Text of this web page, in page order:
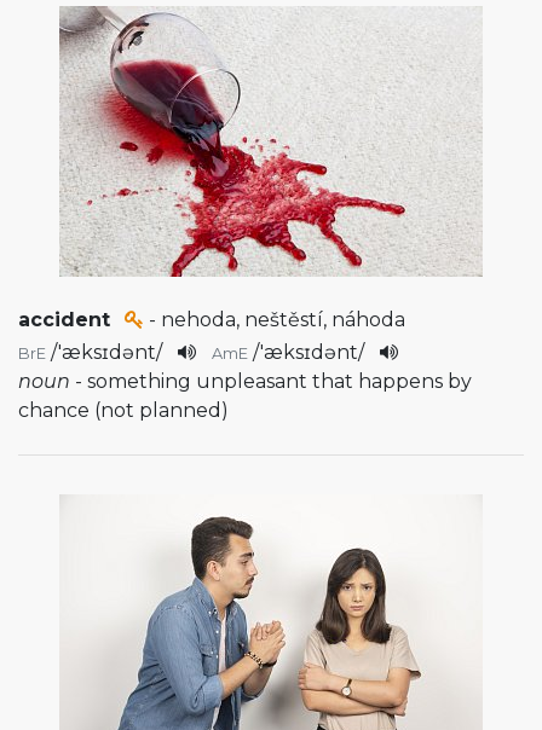
accident - nehoda, neštěstí, náhoda
BrE /'æksɪdənt/ AmE /'æksɪdənt/
noun - something unpleasant that happens by
chance (not planned)